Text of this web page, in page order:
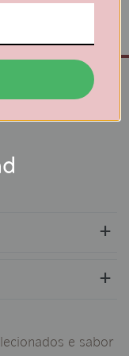
Comprar
e sabor